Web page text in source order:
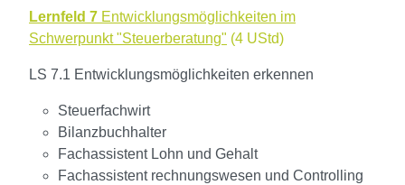
Lernfeld 7 Entwicklungsmöglichkeiten im
Schwerpunkt "Steuerberatung" (4 UStd)
LS 7.1 Entwicklungsmöglichkeiten erkennen
Steuerfachwirt
Bilanzbuchhalter
Fachassistent Lohn und Gehalt
Fachassistent rechnungswesen und Controlling